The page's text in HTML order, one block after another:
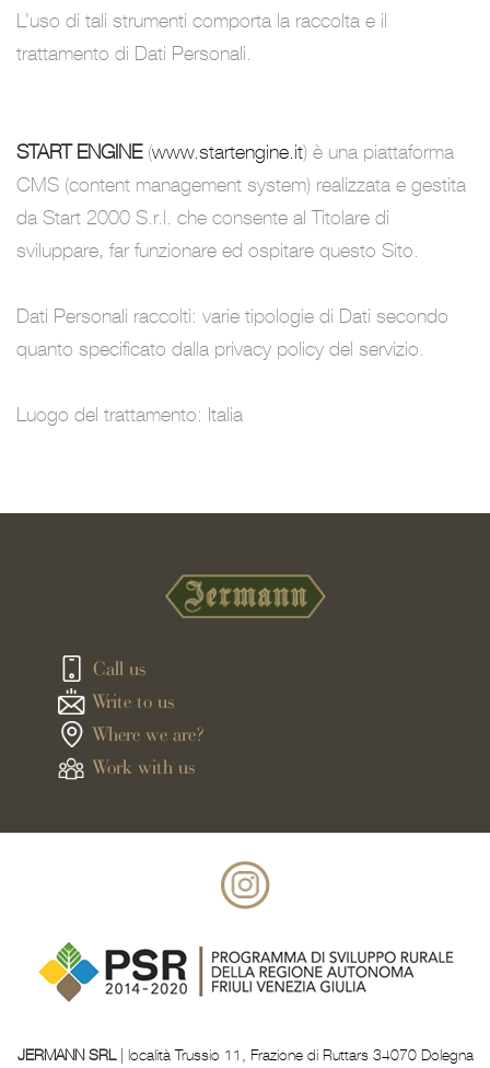
L’uso di tali strumenti comporta la raccolta e il
trattamento di Dati Personali.
START ENGINE(www.startengine.it) è una piattaforma
CMS (content management system) realizzata e gestita
da Start 2000 S.r.l. che consente al Titolare di
sviluppare, far funzionare ed ospitare questo Sito.
Dati Personali raccolti: varie tipologie di Dati secondo
quanto specificato dalla privacy policy del servizio.
Luogo del trattamento: Italia
Call us
Write to us
Where we are?
Work with us
JERMANN SRL | località Trussio 11, Frazione di Ruttars 34070 Dolegna